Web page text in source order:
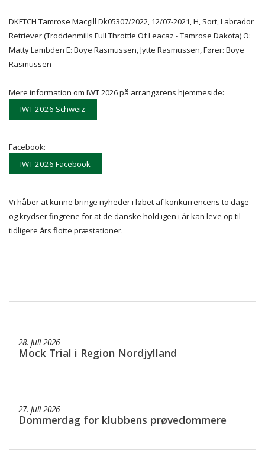
DKFTCH Tamrose Macgill Dk05307/2022, 12/07-2021, H, Sort, Labrador
Retriever (Troddenmills Full Throttle Of Leacaz - Tamrose Dakota) O:
Matty Lambden E: Boye Rasmussen, Jytte Rasmussen, Fører: Boye
Rasmussen
Mere information om IWT 2026 på arrangørens hjemmeside:
IWT 2026 Schweiz
Facebook:
IWT 2026 Facebook
Vi håber at kunne bringe nyheder i løbet af konkurrencens to dage
og krydser fingrene for at de danske hold igen i år kan leve op til
tidligere års flotte præstationer.
28. juli 2026
Mock Trial i Region Nordjylland
27. juli 2026
Dommerdag for klubbens prøvedommere